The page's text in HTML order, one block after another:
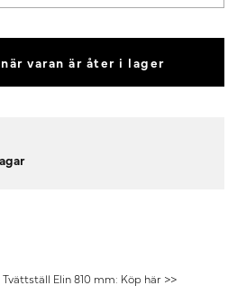
varan är åter i lager
Elin 810 mm: Köp här >>